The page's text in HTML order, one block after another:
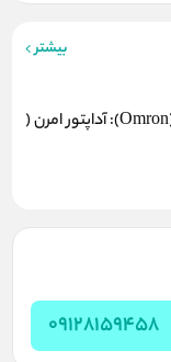
بیشتر
ویژگی‌های آداپتور فشارسنج و نبولایزر امرن (Omron): آداپتور امرن (
09128159458